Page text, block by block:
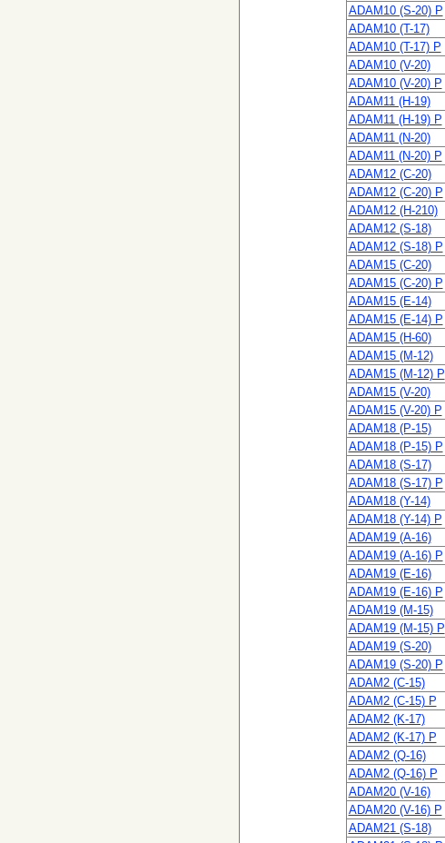
ADAM10 (S-20) P
ADAM10 (T-17)
ADAM10 (T-17) P
ADAM10 (V-20)
ADAM10 (V-20) P
ADAM11 (H-19)
ADAM11 (H-19) P
ADAM11 (N-20)
ADAM11 (N-20) P
ADAM12 (C-20)
ADAM12 (C-20) P
ADAM12 (H-210)
ADAM12 (S-18)
ADAM12 (S-18) P
ADAM15 (C-20)
ADAM15 (C-20) P
ADAM15 (E-14)
ADAM15 (E-14) P
ADAM15 (H-60)
ADAM15 (M-12)
ADAM15 (M-12) P
ADAM15 (V-20)
ADAM15 (V-20) P
ADAM18 (P-15)
ADAM18 (P-15) P
ADAM18 (S-17)
ADAM18 (S-17) P
ADAM18 (Y-14)
ADAM18 (Y-14) P
ADAM19 (A-16)
ADAM19 (A-16) P
ADAM19 (E-16)
ADAM19 (E-16) P
ADAM19 (M-15)
ADAM19 (M-15) P
ADAM19 (S-20)
ADAM19 (S-20) P
ADAM2 (C-15)
ADAM2 (C-15) P
ADAM2 (K-17)
ADAM2 (K-17) P
ADAM2 (Q-16)
ADAM2 (Q-16) P
ADAM20 (V-16)
ADAM20 (V-16) P
ADAM21 (S-18)